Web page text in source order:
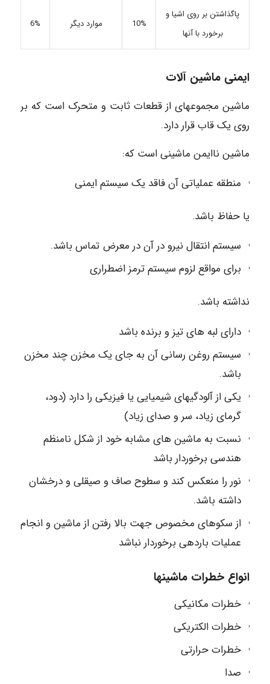
پاگذاشتن بر روی اشیا و
برخورد با آنها
10% موارد دیگر 6%
ایمنی ماشین آلات
ماشین مجموعه‏ای از قطعات ثابت و متحرک است که بر
روی یک قاب قرار دارد.
ماشین ناایمن ماشینی است که:
منطقه عملیاتی آن فاقد یک سیستم ایمنی
یا حفاظ باشد.
سیستم انتقال نیرو در آن در معرض تماس باشد.
برای مواقع لزوم سیستم ترمز اضطراری
نداشته باشد.
دارای لبه های تیز و برنده باشد
سیستم روغن رسانی آن به جای یک مخزن چند مخزن
باشد.
یکی از آلودگی‏های شیمیایی یا فیزیکی را دارد (دود،
گرمای زیاد، سر و صدای زیاد)
نسبت به ماشین های مشابه خود از شکل نامنظم
هندسی برخوردار باشد
نور را منعکس کند و سطوح صاف و صیقلی و درخشان
داشته باشد.
از سکوهای مخصوص جهت بالا رفتن از ماشین و انجام
عملیات باردهی برخوردار نباشد
انواع خطرات ماشینها
خطرات مکانیکی
خطرات الکتریکی
خطرات حرارتی
صدا